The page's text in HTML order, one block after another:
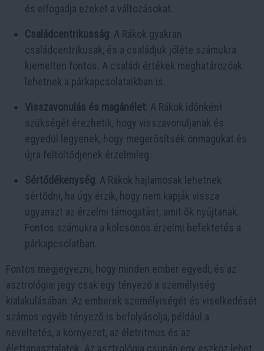
és elfogadja ezeket a változásokat.
Családcentrikusság : A Rákok gyakran
családcentrikusak, és a családjuk jóléte számukra
kiemelten fontos. A családi értékek meghatározóak
lehetnek a párkapcsolataikban is.
Visszavonulás és magánélet : A Rákok időnként
szükségét érezhetik, hogy visszavonuljanak és
egyedül legyenek, hogy megerősítsék önmagukat és
újra feltöltődjenek érzelmileg.
Sértődékenység : A Rákok hajlamosak lehetnek
sértődni, ha úgy érzik, hogy nem kapják vissza
ugyanazt az érzelmi támogatást, amit ők nyújtanak.
Fontos számukra a kölcsönös érzelmi befektetés a
párkapcsolatban.
Fontos megjegyezni, hogy minden ember egyedi, és az
asztrológiai jegy csak egy tényező a személyiség
kialakulásában. Az emberek személyiségét és viselkedését
számos egyéb tényező is befolyásolja, például a
neveltetés, a környezet, az életritmus és az
élettapasztalatok. Az asztrológia csupán egy eszköz lehet